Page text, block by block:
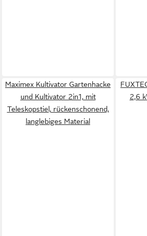
Maximex Kultivator Gartenhacke
und Kultivator 2in1, mit
Teleskopstiel, rückenschonend,
langlebiges Material
2,6